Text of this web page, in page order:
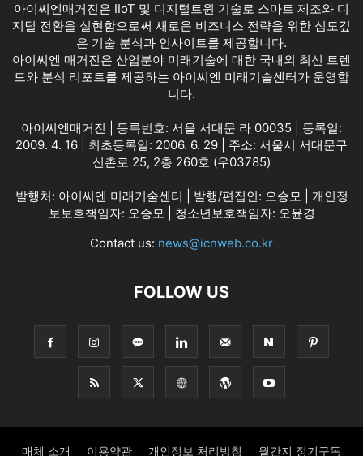
아이씨엔매거진은 IIoT 및 디지털트윈 기술로 스마트 제조와 디
지털 전환을 실현함으로써 새로운 비즈니스 전략을 위한 심도깊
은 기술 분석과 인사이트를 제공합니다.
아이씨엔 매거진은 산업분야 미래기술에 대한 국내외 최신 트렌
드와 분석 리포트를 제공하는 아이씨엔 미래기술센터가 운영합
니다.
아이씨엔매거진 | 등록번호: 서울 서대문 라 00035 | 등록일:
2009. 4. 16 | 최초등록일: 2006. 6. 29 | 주소: 서울시 서대문구
신촌로 25, 2층 260호 (우03785)
발행처: 아이씨엔 미래기술센터 | 발행/편집인: 오승모 | 개인정
보보호책임자: 오승모 | 청소년보호책임자: 오윤경
Contact us: news@icnweb.co.kr
FOLLOW US
매체 소개 이용약관 개인정보 처리방침 월간지 정기구독